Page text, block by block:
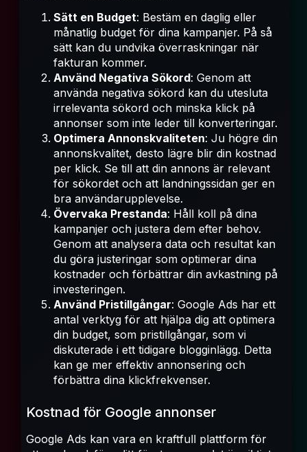
Sätt en Budget: Bestäm en daglig eller
månatlig budget för dina kampanjer. På så
sätt kan du undvika överraskningar när
fakturan kommer.
Använd Negativa Sökord: Genom att
använda negativa sökord kan du utesluta
irrelevanta sökord och minska klick på
annonser som inte leder till konverteringar.
Optimera Annonskvaliteten: Ju högre din
annonskvalitet, desto lägre blir din kostnad
per klick. Se till att din annons är relevant
för sökordet och att landningssidan ger en
bra användarupplevelse.
Övervaka Prestanda: Håll koll på dina
kampanjer och justera dem efter behov.
Genom att analysera data och resultat kan
du göra justeringar som optimerar dina
kostnader och förbättrar din avkastning på
investeringen.
Använd Pristillgångar: Google Ads har ett
antal verktyg för att hjälpa dig att optimera
din budget, som pristillgångar, som vi
diskuterade i ett tidigare blogginlägg. Detta
kan ge mer effektiv annonsering och
förbättra dina klickfrekvenser.
Kostnad för Google annonser
Google Ads kan vara en kraftfull plattform för